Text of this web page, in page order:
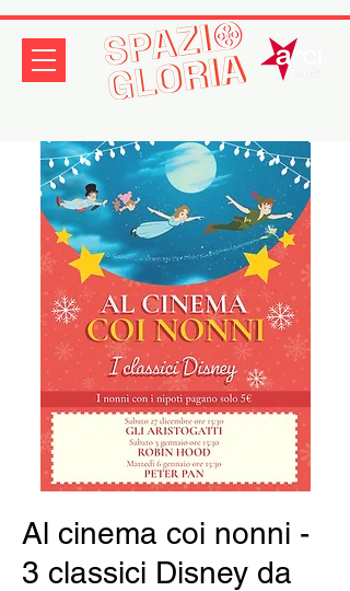
Al cinema coi nonni -
3 classici Disney da